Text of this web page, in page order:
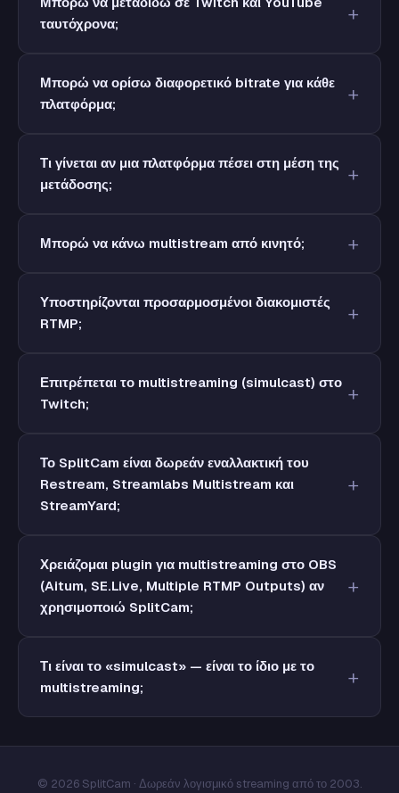
ταυτόχρονα;
Μπορώ να ορίσω διαφορετικό bitrate για κάθε
πλατφόρμα;
Τι γίνεται αν μια πλατφόρμα πέσει στη μέση της
μετάδοσης;
Μπορώ να κάνω multistream από κινητό;
Υποστηρίζονται προσαρμοσμένοι διακομιστές
RTMP;
Επιτρέπεται το multistreaming (simulcast) στο
Twitch;
Το SplitCam είναι δωρεάν εναλλακτική του
Restream, Streamlabs Multistream και
StreamYard;
Χρειάζομαι plugin για multistreaming στο OBS
(Aitum, SE.Live, Multiple RTMP Outputs) αν
χρησιμοποιώ SplitCam;
Τι είναι το «simulcast» — είναι το ίδιο με το
multistreaming;
© 2026 SplitCam · Δωρεάν λογισμικό streaming από το 2003.